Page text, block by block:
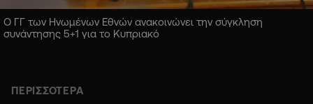
Ο ΓΓ των Ηνωμένων Εθνών ανακοινώνει την σύγκληση
συνάντησης 5+1 για το Κυπριακό
ΠΕΡΙΣΣΟΤΕΡΑ